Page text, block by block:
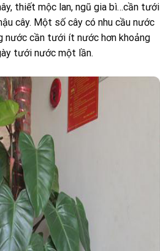
thiết mộc lan, ngũ gia bì…cần tưới
cây. Một số cây có nhu cầu nước
nước cần tưới ít nước hơn khoảng
tưới nước một lần.